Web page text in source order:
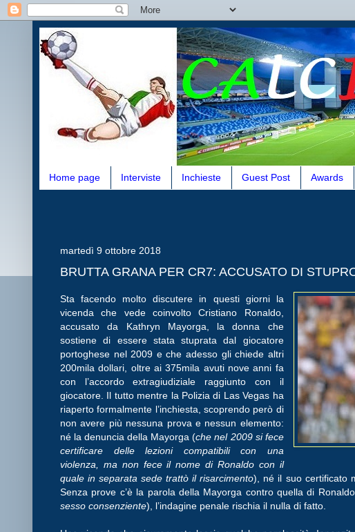
Home page Interviste Inchieste Guest Post Awards
martedì 9 ottobre 2018
BRUTTA GRANA PER CR7: ACCUSATO DI
Sta facendo molto discutere in questi giorni la
vicenda che vede coinvolto Cristiano Ronaldo,
accusato da Kathryn Mayorga, la donna che
sostiene di essere stata stuprata dal giocatore
portoghese nel 2009 e che adesso gli chiede altri
200mila dollari, oltre ai 375mila avuti nove anni fa
con l’accordo extragiudiziale raggiunto con il
giocatore. Il tutto mentre la Polizia di Las Vegas ha
riaperto formalmente l’inchiesta, scoprendo però di
non avere più nessuna prova e nessun elemento:
né la denuncia della Mayorga (che nel 2009 si fece
certificare delle lezioni compatibili con una
violenza, ma non fece il nome di Ronaldo con il
quale in separata sede trattò il risarcimento), né il suo certificato
Senza prove c’è la parola della Mayorga contro quella di
sesso consenziente), l’indagine penale rischia il nulla di fatto.